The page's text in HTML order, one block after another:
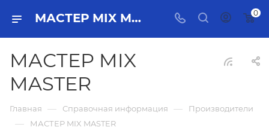
МАСТЕР MIX MASTER 0
МАСТЕР MIX
MASTER
Главная — Справочная информация — Производители
— МАСТЕР MIX MASTER